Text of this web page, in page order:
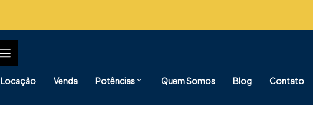
Locação Venda Potências Quem Somos Blog Contato